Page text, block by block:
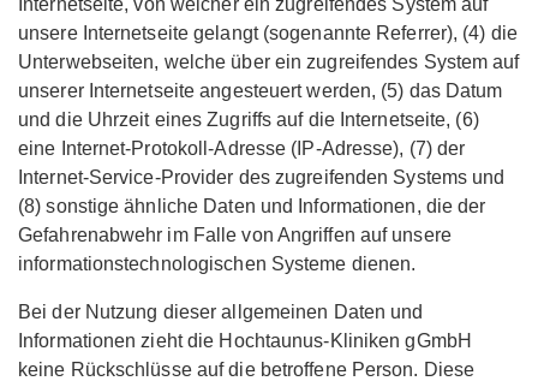
unsere Internetseite gelangt (sogenannte Referrer), (4) die
Unterwebseiten, welche über ein zugreifendes System auf
unserer Internetseite angesteuert werden, (5) das Datum
und die Uhrzeit eines Zugriffs auf die Internetseite, (6)
eine Internet-Protokoll-Adresse (IP-Adresse), (7) der
Internet-Service-Provider des zugreifenden Systems und
(8) sonstige ähnliche Daten und Informationen, die der
Gefahrenabwehr im Falle von Angriffen auf unsere
informationstechnologischen Systeme dienen.
Bei der Nutzung dieser allgemeinen Daten und
Informationen zieht die Hochtaunus-Kliniken gGmbH
keine Rückschlüsse auf die betroffene Person. Diese